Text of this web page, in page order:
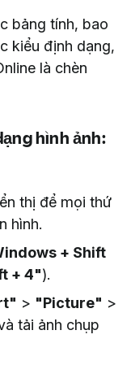
bảng tính, bao
kiểu định dạng,
là chèn
hình ảnh:
thị để mọi thứ
hình.
+ Shift
+ 4").
> "Picture" >
tải ảnh chụp